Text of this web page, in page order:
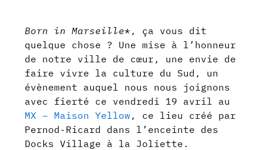
Born in Marseille*, ça vous dit
quelque chose ? Une mise à l’honneur
de notre ville de cœur, une envie de
faire vivre la culture du Sud, un
évènement auquel nous nous joignons
avec fierté ce vendredi 19 avril au
MX – Maison Yellow , ce lieu créé par
Pernod-Ricard dans l’enceinte des
Docks Village à la Joliette.